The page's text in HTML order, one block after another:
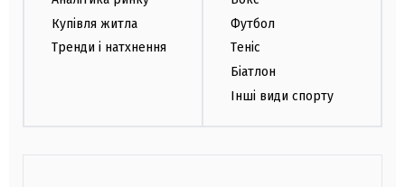
Купівля житла
Тренди і натхнення
Футбол
Теніс
Біатлон
Інші види спорту